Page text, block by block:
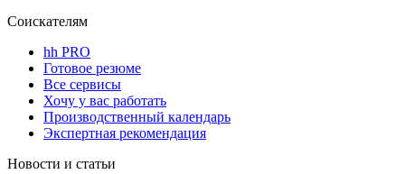
Соискателям
hh PRO
Готовое резюме
Все сервисы
Хочу у вас работать
Производственный календарь
Экспертная рекомендация
Новости и статьи